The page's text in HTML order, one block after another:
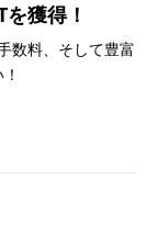
獲得！
数料、そして豊富